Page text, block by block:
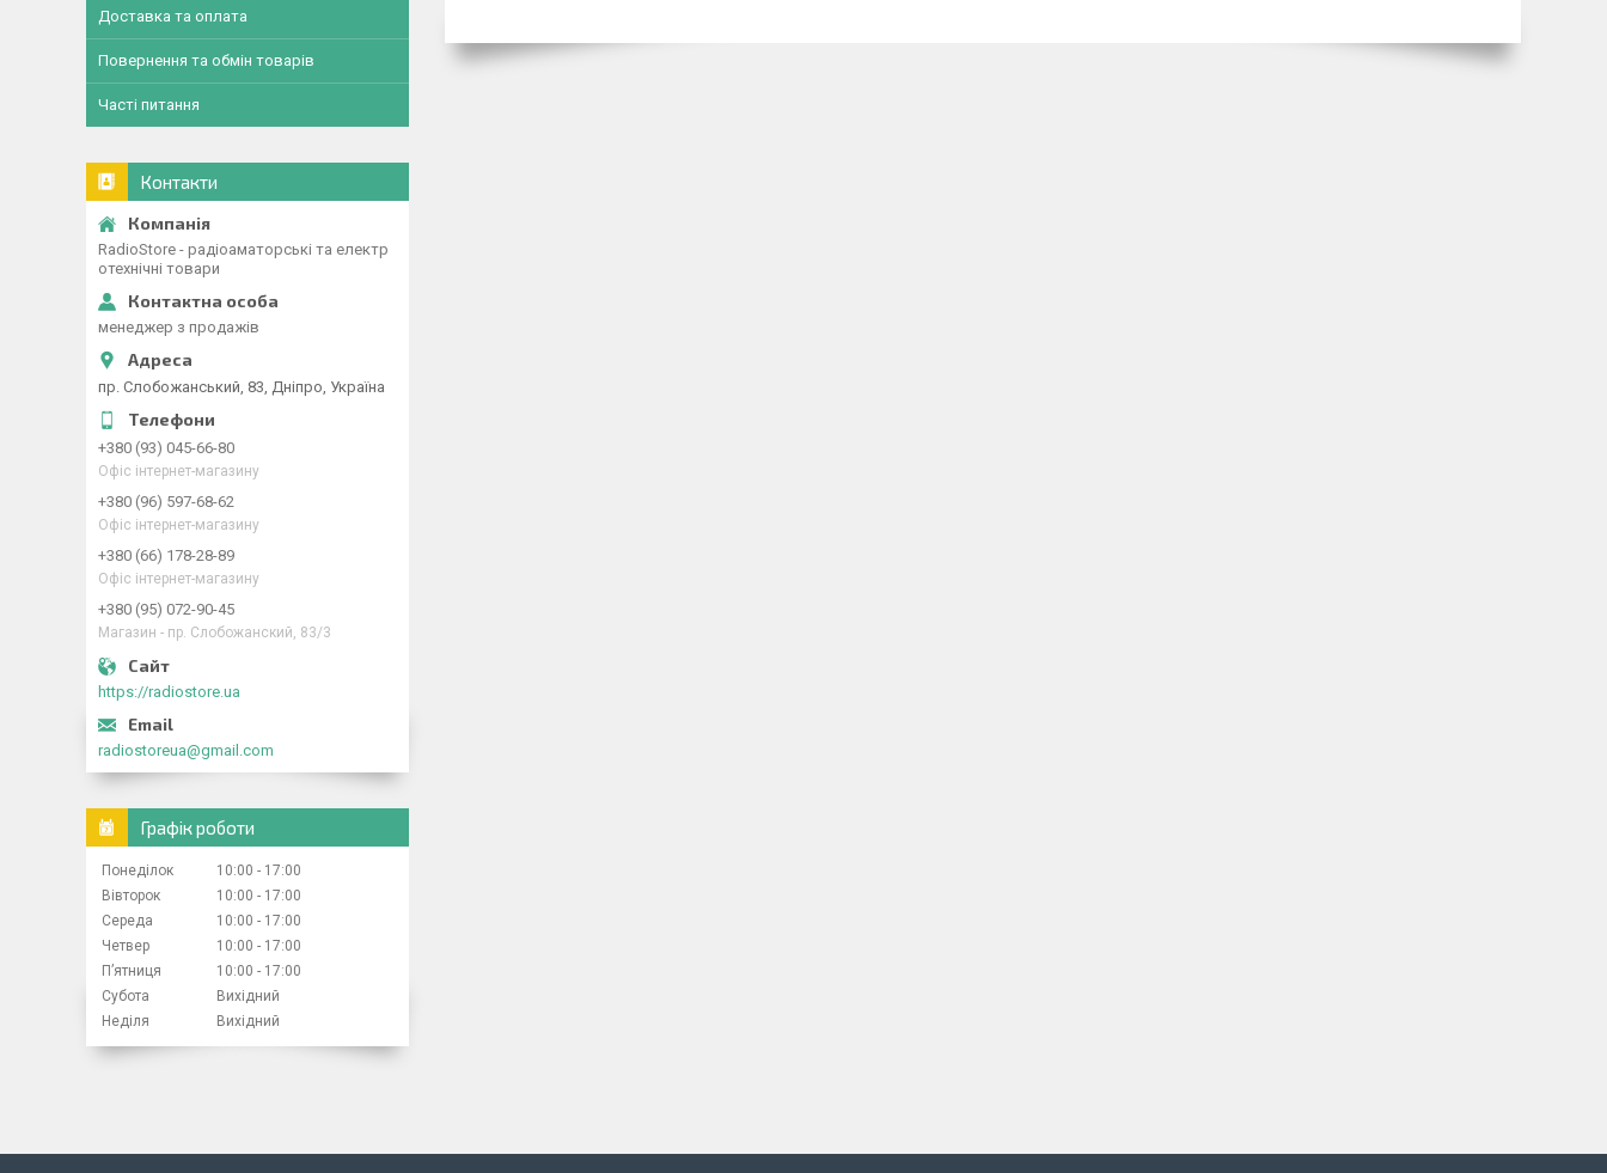
Доставка та оплата
Повернення та обмін товарів
Часті питання
Контакти
RadioStore - радіоаматорські та електр
отехнічні товари
менеджер з продажів
пр. Слобожанський, 83, Дніпро, Україна
+380 (93) 045-66-80
Офіс інтернет-магазину
+380 (96) 597-68-62
Офіс інтернет-магазину
+380 (66) 178-28-89
Офіс інтернет-магазину
+380 (95) 072-90-45
Магазин - пр. Слобожанский, 83/3
https://radiostore.ua
radiostoreua@gmail.com
Графік роботи
Понеділок 10:00
17:00
Вівторок
10:00
17:00
Середа
10:00
17:00
Четвер
10:00
17:00
Пʼятниця
10:00
17:00
Субота
Вихідний
Неділя
Вихідний